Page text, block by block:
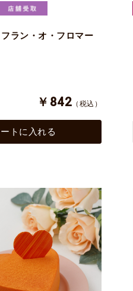
フラン・オ・フロマー
￥842 （税込）
ートに入れる